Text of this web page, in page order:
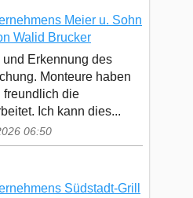
Meier u. Sohn
Walid Brucker
Erkennung des
Monteure haben
freundlich die
Ich kann dies...
06:50
Südstadt-Grill